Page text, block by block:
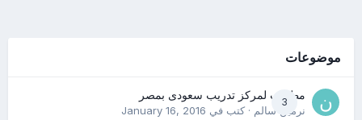
موضوعات
3
مطلوب لمركز تدريب سعودى بمصر
نرمين سالم· كتب في January 16, 2016